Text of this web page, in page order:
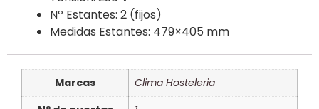
Nº Estantes: 2 (fijos)
Medidas Estantes: 479×405 mm
Marcas
Clima Hosteleria